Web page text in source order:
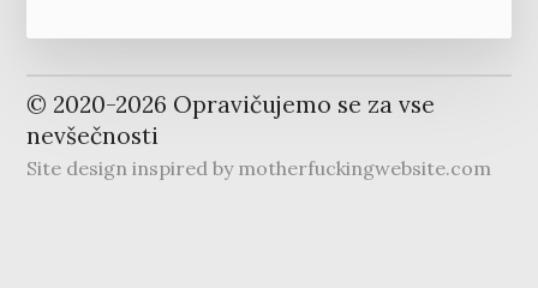
© 2020-2026 Opravičujemo se za vse
nevšečnosti
Site design inspired by motherfuckingwebsite.com